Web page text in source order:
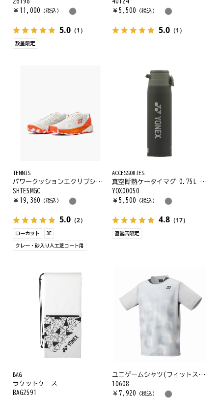
26198
￥ 11,000 （税込）
5.0 （1）
数量限定
40124
￥ 5,500 （税込）
5.0（1）
TENNIS
パワークッションエクリプション5メンGC
SHTE5MGC
￥ 19,360 （税込）
5.0 （2）
ローカット 3E
クレー・砂入り人工芝コート用
ACCESSORIES
真空断熱ケータイマグ 0.75L ループ付
YOX00050
￥ 5,500 （税込）
4.8（17）
直営店限定
BAG
ラケットケース
BAG2591
ユニゲームシャツ(フィットスタイル)
10608
￥ 7,920 （税込）